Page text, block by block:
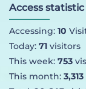
Access statistic
Accessing: 10
Today: 71 visitors
This week: 753
This month: 3,313